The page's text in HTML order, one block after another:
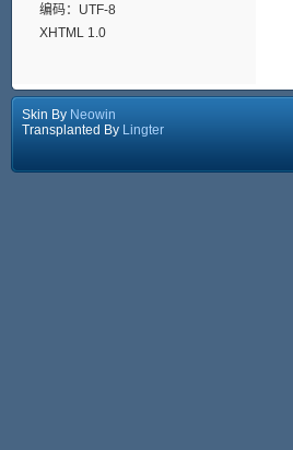
编码：UTF-8
XHTML 1.0
Skin By Neowin
Transplanted By Lingter